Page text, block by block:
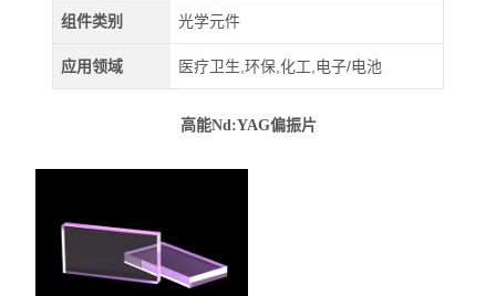
组件类别 光学元件
应用领域 医疗卫生,环保,化工,电子/电池
高能Nd:YAG偏振片